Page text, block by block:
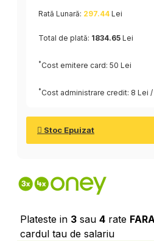
Rată Lunară: 297.44 Lei
Total de plată: 1834.65 Lei
* Cost emitere card: 50 Lei
* Cost administrare credit: 8 Lei /
Stoc Epuizat
Plateste in 3 sau 4 rate
cardul tau de salariu